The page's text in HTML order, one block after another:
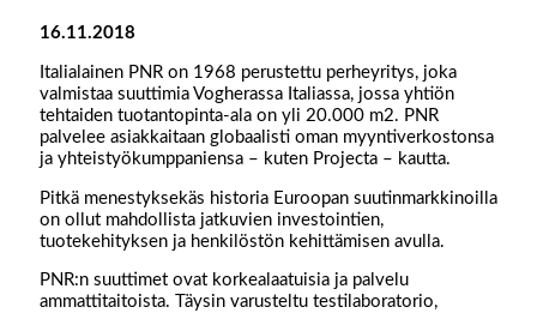
16.11.2018
Italialainen PNR on 1968 perustettu perheyritys, joka
valmistaa suuttimia Vogherassa Italiassa, jossa yhtiön
tehtaiden tuotantopinta-ala on yli 20.000 m2. PNR
palvelee asiakkaitaan globaalisti oman myyntiverkostonsa
ja yhteistyökumppaniensa – kuten Projecta – kautta.
Pitkä menestyksekäs historia Euroopan suutinmarkkinoilla
on ollut mahdollista jatkuvien investointien,
tuotekehityksen ja henkilöstön kehittämisen avulla.
PNR:n suuttimet ovat korkealaatuisia ja palvelu
ammattitaitoista. Täysin varusteltu testilaboratorio,